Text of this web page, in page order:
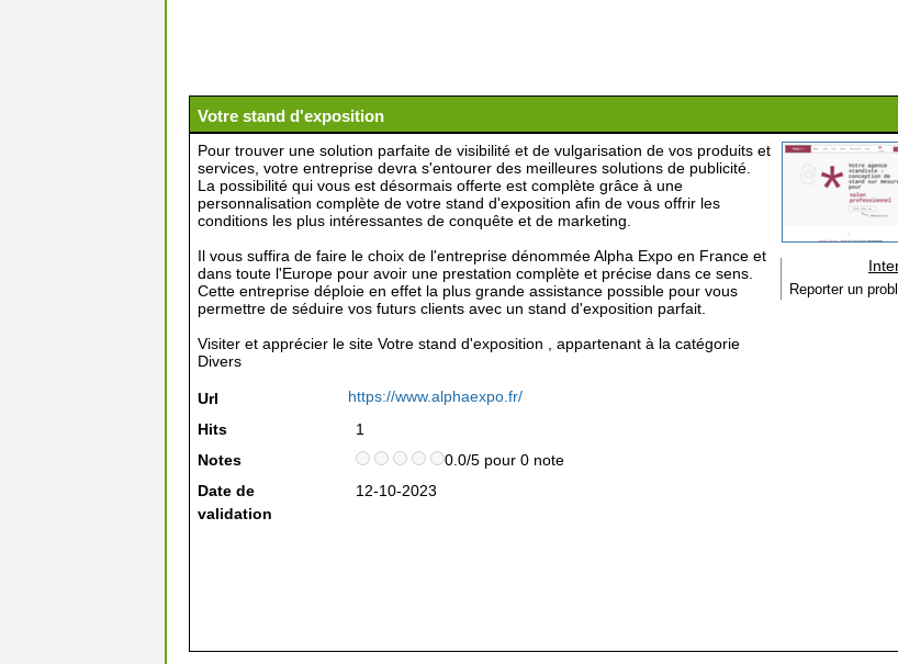
Votre stand d'exposition
Pour trouver une solution parfaite de visibilité et de vulgarisation de vos produits et
services, votre entreprise devra s'entourer des meilleures solutions de publicité.
La possibilité qui vous est désormais offerte est complète grâce à une
personnalisation complète de votre stand d'exposition afin de vous offrir les
conditions les plus intéressantes de conquête et de marketing.
Il vous suffira de faire le choix de l'entreprise dénommée Alpha Expo en France et
dans toute l'Europe pour avoir une prestation complète et précise dans ce sens.
Cette entreprise déploie en effet la plus grande assistance possible pour vous
permettre de séduire vos futurs clients avec un stand d'exposition parfait.
Visiter et apprécier le site Votre stand d'exposition , appartenant à la catégorie
Divers
Url
https://www.alphaexpo.fr/
Hits
1
Notes
0.0/5 pour 0 note
Date de
validation
12-10-2023
Reporter un